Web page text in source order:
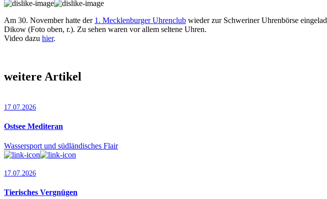
Am 30. November hatte der 1. Meck­len­burger Uhrenclub wieder zur Schwe­riner Uhren­börse
Dikow (Foto oben, r.). Zu sehen waren vor allem seltene Uhren.
Video dazu hier.
weitere Artikel
17.07.2026
Ostsee Mediteran
Wassersport und südländisches Flair
17.07.2026
Tierisches Vergnügen